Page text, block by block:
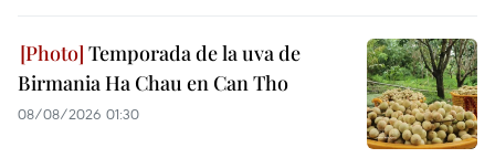
Temporada de la uva de
Birmania Ha Chau en Can Tho
08/08/2026 01:30